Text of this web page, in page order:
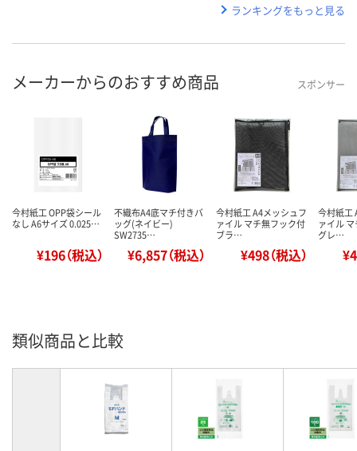
ランキングをもっと見る
メーカーからのおすすめ商品 スポンサー
今村紙工 OPP袋シール
なし A6サイズ 0.025…
¥196（税込）
不織布A4底マチ付きバ
ッグ(ネイビー)
SW2735…
¥6,857（税込）
今村紙工 A4メッシュフ
ァイル マチ無フック付
ブラ…
¥498（税込）
今村紙工
ァイル
グレ…
類似商品と比較